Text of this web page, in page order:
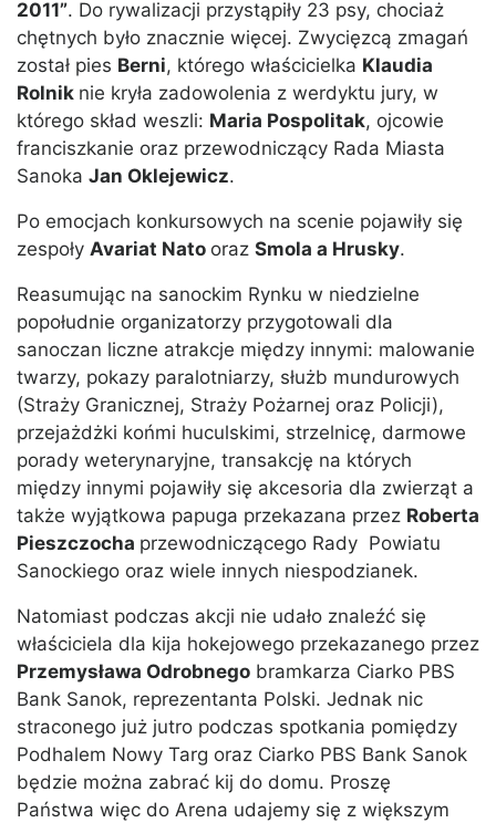
2011”. Do rywalizacji przystąpiły 23 psy, chociaż
chętnych było znacznie więcej. Zwycięzcą zmagań
został pies Berni, którego właścicielka Klaudia
Rolnik nie kryła zadowolenia z werdyktu jury, w
którego skład weszli: Maria Pospolitak, ojcowie
franciszkanie oraz przewodniczący Rada Miasta
Sanoka Jan Oklejewicz.
Po emocjach konkursowych na scenie pojawiły się
zespoły Avariat Nato oraz Smola a Hrusky.
Reasumując na sanockim Rynku w niedzielne
popołudnie organizatorzy przygotowali dla
sanoczan liczne atrakcje między innymi: malowanie
twarzy, pokazy paralotniarzy, służb mundurowych
(Straży Granicznej, Straży Pożarnej oraz Policji),
przejażdżki końmi huculskimi, strzelnicę, darmowe
porady weterynaryjne, transakcję na których
między innymi pojawiły się akcesoria dla zwierząt a
także wyjątkowa papuga przekazana przez Roberta
Pieszczocha przewodniczącego Rady Powiatu
Sanockiego oraz wiele innych niespodzianek.
Natomiast podczas akcji nie udało znaleźć się
właściciela dla kija hokejowego przekazanego przez
Przemysława Odrobnego bramkarza Ciarko PBS
Bank Sanok, reprezentanta Polski. Jednak nic
straconego już jutro podczas spotkania pomiędzy
Podhalem Nowy Targ oraz Ciarko PBS Bank Sanok
będzie można zabrać kij do domu. Proszę
Państwa więc do Arena udajemy się z większym